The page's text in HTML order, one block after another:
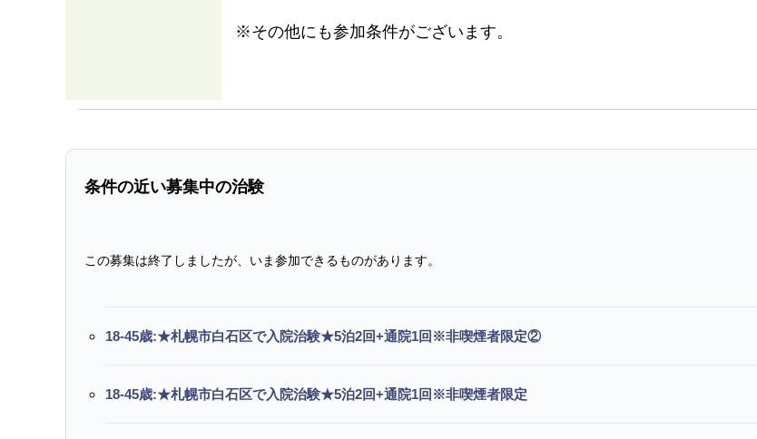
※その他にも参加条件がございます。
条件の近い募集中の治験
この募集は終了しましたが、いま参加できるものがあります。
18-45歳:★札幌市白石区で入院治験★5泊2回+通院1回※非喫煙者限定②
18-45歳:★札幌市白石区で入院治験★5泊2回+通院1回※非喫煙者限定